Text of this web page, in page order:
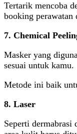
Tertarik mencoba
booking
7. Chemical
Masker yang
sesuai untuk kamu.
Metode ini baik
8. Laser
Seperti dermabrasi